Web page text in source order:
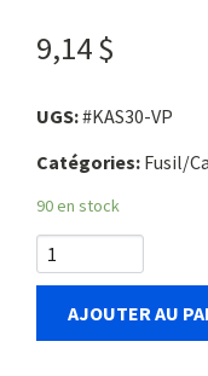
English
9,14 $
UGS:#KAS30-VP
Catégories: Fusil/
90 en stock
AJOUTER AU